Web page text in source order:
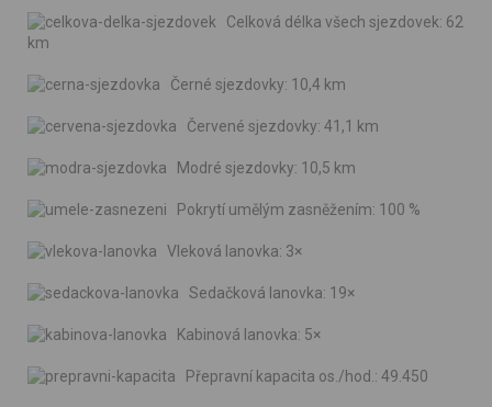
Celková délka všech sjezdovek: 62
km
Černé sjezdovky: 10,4 km
Červené sjezdovky: 41,1 km
Modré sjezdovky: 10,5 km
Pokrytí umělým zasněžením: 100 %
Vleková lanovka: 3×
Sedačková lanovka: 19×
Kabinová lanovka: 5×
Přepravní kapacita os./hod.: 49.450